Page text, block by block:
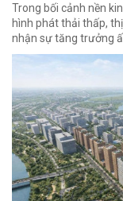
Trong bối cảnh nền
hình phát thải thấp,
nhận sự tăng trưởng